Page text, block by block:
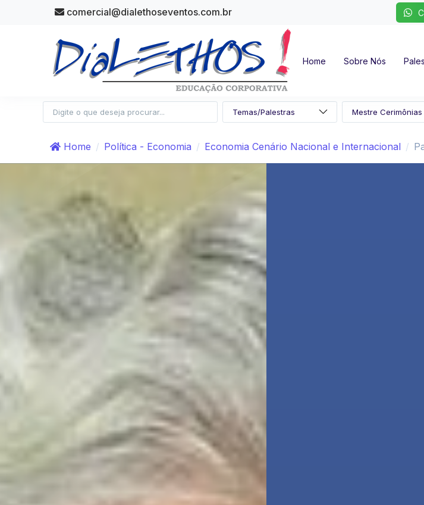
comercial@dialethoseventos.com.br
Home Sobre Nós
Home Política - Economia Economia Cenário Nacional e Internacional